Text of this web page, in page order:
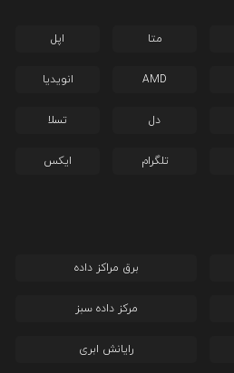
متا اپل
AMD انویدیا
دل تسلا
تلگرام ایکس
برق مراکز داده
مرکز داده سبز
رایانش ابری